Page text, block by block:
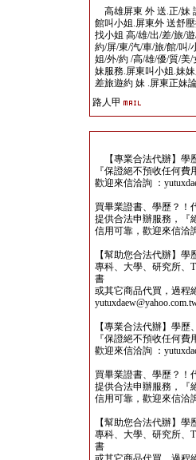
高雄屏東 外 送.正/妹
館叫小姐.屏東外 送舒
找小姐 高/雄/出/差/旅/
約/屏/東/汽/車/旅/館/叫/
姐/外/約 /高/雄/優/質/美
妹服務.屏東叫小姐.妹
差旅遊約 妹 .屏東正妹
路人甲
【專業合法代辦】學
『保證絕不預收任何
歡迎來信洽詢 ：
買畢業證書、學歷？！
提供合法申辦服務，『
信用可靠，歡迎來信洽
【幫助您合法代辦】
專科、大學、研究所、
書
或其它商品代買，過程
【專業合法代辦】學
『保證絕不預收任何
歡迎來信洽詢 ：
買畢業證書、學歷？！
提供合法申辦服務，『
信用可靠，歡迎來信洽
【幫助您合法代辦】
專科、大學、研究所、
書